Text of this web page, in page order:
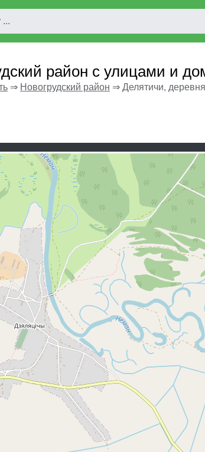
район с улицами и
⇒ Новогрудский район ⇒ Делятичи, деревня